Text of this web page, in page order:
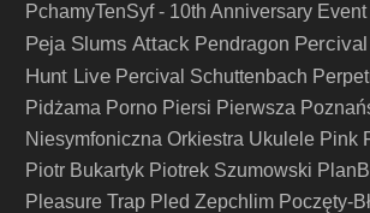
PchamyTenSyf - 10th Anniversary Event
Peja Slums Attack Pendragon Percival
Hunt Live Percival Schuttenbach
Pidżama Porno Piersi Pierwsza
Niesymfoniczna Orkiestra Ukulele Pink
Piotr Bukartyk Piotrek Szumowski
Pleasure Trap Pled Zepchlim Poczęty-